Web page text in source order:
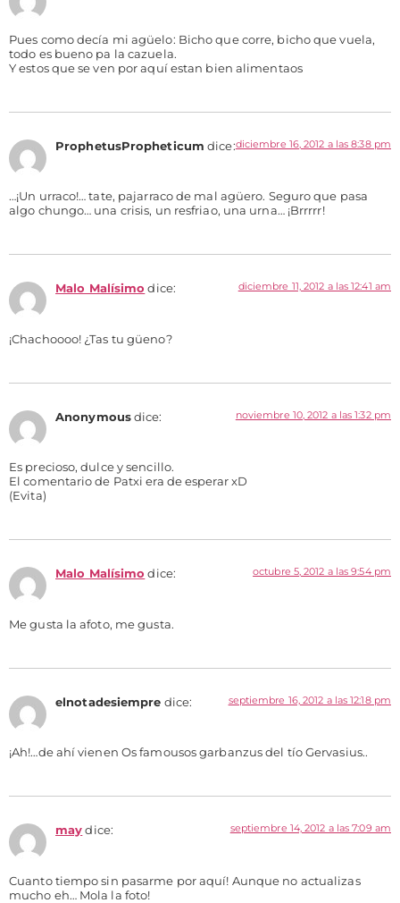
Pues como decía mi agüelo: Bicho que corre, bicho que vuela,
todo es bueno pa la cazuela.
Y estos que se ven por aquí estan bien alimentaos
ProphetusPropheticum dice:diciembre 16, 2012 a las 8:38 pm
…¡Un urraco!… tate, pajarraco de mal agüero. Seguro que pasa
algo chungo… una crisis, un resfriao, una urna… ¡Brrrrr!
Malo Malísimo dice: diciembre 11, 2012 a las 12:41 am
¡Chachoooo! ¿Tas tu güeno?
Anonymous dice: noviembre 10, 2012 a las 1:32 pm
Es precioso, dulce y sencillo.
El comentario de Patxi era de esperar xD
(Evita)
Malo Malísimo dice: octubre 5, 2012 a las 9:54 pm
Me gusta la afoto, me gusta.
elnotadesiempre dice: septiembre 16, 2012 a las 12:18 pm
¡Ah!…de ahí vienen Os famousos garbanzus del tío Gervasius..
may dice: septiembre 14, 2012 a las 7:09 am
Cuanto tiempo sin pasarme por aquí! Aunque no actualizas
mucho eh… Mola la foto!